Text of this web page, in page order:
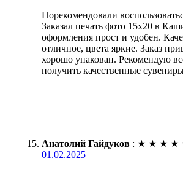
Порекомендовали
Заказал печать фото 15х20 в
оформления прост и удобен.
отличное, цвета яркие. Заказ
хорошо упакован. Рекомендую
получить качественные
Анатолий Гайдуков : ★ ★ ★ ★
01.02.2025